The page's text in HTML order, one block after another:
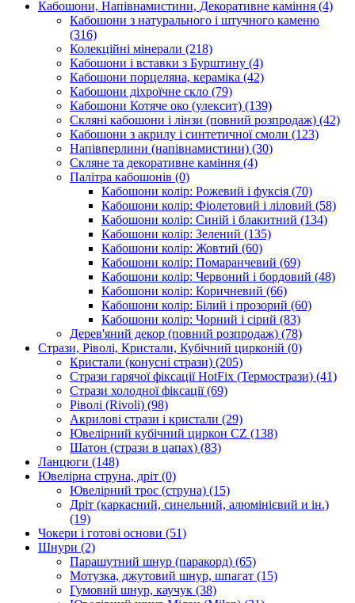
Кабошони, Напівнамистини, Декоративне каміння (4)
Кабошони з натурального і штучного каменю
(316)
Колекційні мінерали (218)
Кабошони і вставки з Бурштину (4)
Кабошони порцеляна, кераміка (42)
Кабошони діхроїчне скло (79)
Кабошони Котяче око (улексит) (139)
Скляні кабошони і лінзи (повний розпродаж) (42)
Кабошони з акрилу і синтетичної смоли (123)
Напівперлини (напівнамистини) (30)
Скляне та декоративне каміння (4)
Палітра кабошонів (0)
Кабошони колір: Рожевий і фуксія (70)
Кабошони колір: Фіолетовий і ліловий (58)
Кабошони колір: Синій і блакитний (134)
Кабошони колір: Зелений (135)
Кабошони колір: Жовтий (60)
Кабошони колір: Помаранчевий (69)
Кабошони колір: Червоний і бордовий (48)
Кабошони колір: Коричневий (66)
Кабошони колір: Білий і прозорий (60)
Кабошони колір: Чорний і сірий (83)
Дерев'яний декор (повний розпродаж) (78)
Стрази, Ріволі, Кристали, Кубічний цирконій (0)
Кристали (конусні стрази) (205)
Стрази гарячої фіксації HotFix (Термострази) (41)
Стрази холодної фіксації(69)
Ріволі (Rivoli) (98)
Акрилові стрази і кристали (29)
Ювелірний кубічний циркон CZ (138)
Шатон (стрази в цапах) (83)
Ланцюги (148)
Ювелірна струна, дріт (0)
Ювелірний трос (струна) (15)
Дріт (каркасний, синельний, алюмінієвий и ін.)
(19)
Чокери і готові основи (51)
Шнури (2)
Парашутний шнур (паракорд) (65)
Мотузка, джутовий шнур, шпагат (15)
Гумовий шнур, каучук (38)